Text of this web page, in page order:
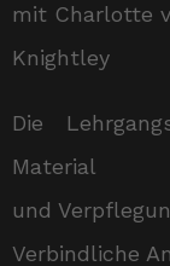
mit Charlotte
Knightley
Die
Material
und
Verbindliche